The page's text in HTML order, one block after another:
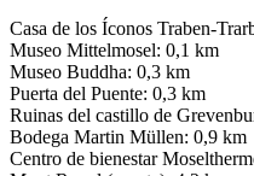
Casa de los Íconos Traben-
Museo Mittelmosel: 0,1 km
Museo Buddha: 0,3 km
Puerta del Puente: 0,3 km
Ruinas del castillo de
Bodega Martin Müllen: 0,9 km
Centro de bienestar